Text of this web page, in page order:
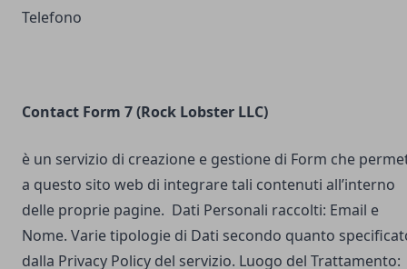
Telefono
Contact Form 7 (Rock Lobster LLC)
è un servizio di creazione e gestione di Form che
a questo sito web di integrare tali contenuti all’interno
delle proprie pagine. Dati Personali raccolti: Email e
Nome. Varie tipologie di Dati secondo quanto
dalla Privacy Policy del servizio. Luogo del Trattamento: